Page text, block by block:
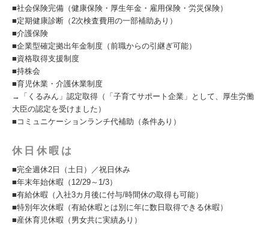
■社会保険完備（健康保険・厚生年金・雇用保険・労災保険）
■定期健康診断（2次検査費用の一部補助あり）
■介護保険
■企業型確定拠出年金制度（前職からの引継ぎ可能）
■資格取得支援制度
■持株会
■育児休業・介護休業制度
→「くるみん」認定取得（「子育てサポート企業」として、厚生労働
大臣の認定を受けました）
■コミュニケーションランチ代補助（条件あり）
休日休暇は
■完全週休2日（土日）／祝日休み
■年末年始休暇（12/29～1/3）
■有給休暇（入社3カ月後に付与/時間休の取得も可能）
■特別年次休暇（有給休暇とは別に年に数日取得できる休暇）
■産休育児休暇（男女共に実績あり）